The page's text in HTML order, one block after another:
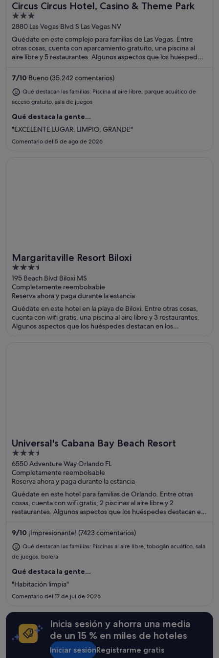
Ideal para familias
Circus Circus Hotel, Casino & Theme Park
3
out
of
5
2880 Las Vegas Blvd S Las Vegas NV
Quédate en este complejo para familias de Las Vegas. Entre
otras cosas, cuenta con aparcamiento gratuito, una piscina al
aire libre y 5 restaurantes. Algunos aspectos que los huéspedes
aparcamiento. Dos atracciones turísticas populares que se
encuentran cerca son Casino Circus Circus y The Strat.
7/10 Bueno (35.242 comentarios)
Qué destacan las familias: Piscina al aire libre, parque acuático de
acceso gratuito, sala de juegos
Qué destaca la gente...
"EXCELENTE LUGAR, LIMPIO, GRANDE"
Comentario del 5 de ago de 2026
Ideal para familias
Margaritaville Resort Biloxi
3.5
out
of
5
195 Beach Blvd Biloxi MS
Completamente reembolsable
Reserva ahora y paga durante la estancia
Quédate en este hotel en la playa de Biloxi. Entre otras cosas,
cuenta con wifi gratis, una piscina al aire libre y 3 restaurantes.
Algunos aspectos que los huéspedes destacan en los
Ideal para familias
Universal's Cabana Bay Beach Resort
3.5
out
of
5
6550 Adventure Way Orlando FL
Completamente reembolsable
Reserva ahora y paga durante la estancia
Quédate en este hotel para familias de Orlando. Entre otras
cosas, cuenta con wifi gratis, 2 piscinas al aire libre y 2
restaurantes. Algunos aspectos que los huéspedes destacan en
atracciones turísticas populares que se encuentran cerca son
Parque temático Universal’s Islands of Adventure™ y Universal’s
Volcano Bay™.
9/10 ¡Impresionante! (7423 comentarios)
Qué destacan las familias: Piscinas al aire libre, tobogán acuático, sala
de juegos, bolera
Qué destaca la gente...
"Habitación limpia"
Comentario del 17 de jul de 2026
Inicia sesión y ahorra una media
de un 15 % en miles de hoteles
Iniciar sesiónRegistrarme gratis